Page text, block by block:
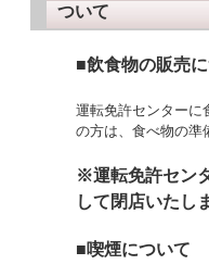
ついて
■飲食物の販売
運転免許センターに
の方は、食べ物の準
※運転免許セン
して閉店いたし
■喫煙について